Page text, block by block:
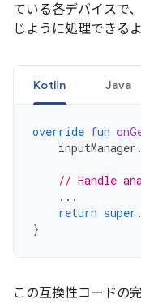
ている各デバイスで
じように処理できる
Kotlin Java
override fun
inputManager .
// Handle
...
return super .
}
この互換性コードの